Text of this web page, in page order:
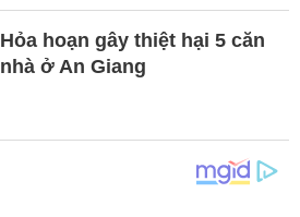
Hỏa hoạn gây thiệt hại 5 căn
nhà ở An Giang